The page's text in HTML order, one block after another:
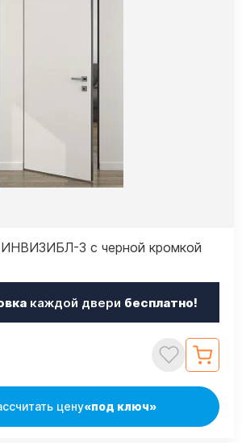
3 с черной кромкой
каждой двери бесплатно!
цену«под ключ»